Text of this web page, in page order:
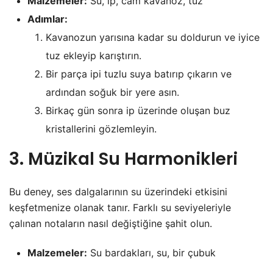
Adımlar:
Kavanozun yarısına kadar su doldurun ve iyice
tuz ekleyip karıştırın.
Bir parça ipi tuzlu suya batırıp çıkarın ve
ardından soğuk bir yere asın.
Birkaç gün sonra ip üzerinde oluşan buz
kristallerini gözlemleyin.
3. Müzikal Su Harmonikleri
Bu deney, ses dalgalarının su üzerindeki etkisini
keşfetmenize olanak tanır. Farklı su seviyeleriyle
çalınan notaların nasıl değiştiğine şahit olun.
Malzemeler: Su bardakları, su, bir çubuk